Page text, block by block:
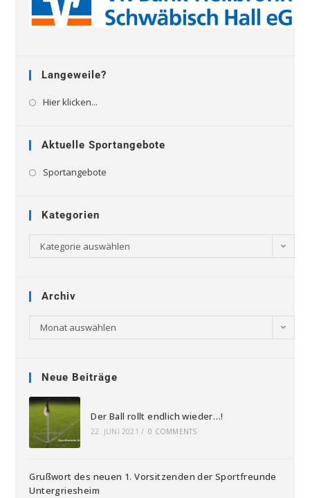
Langeweile?
Hier klicken...
Aktuelle Sportangebote
Sportangebote
Kategorien
Kategorie auswählen
Archiv
Monat auswählen
Neue Beiträge
Der Ball rollt endlich wieder…!
22. JUNI 2021 / 0 COMMENTS
Grußwort des neuen 1. Vorsitzenden der Sportfreunde
Untergriesheim